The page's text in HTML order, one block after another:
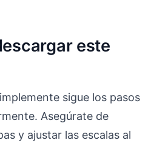
este
sigue los pasos
Asegúrate de
y ajustar las escalas al